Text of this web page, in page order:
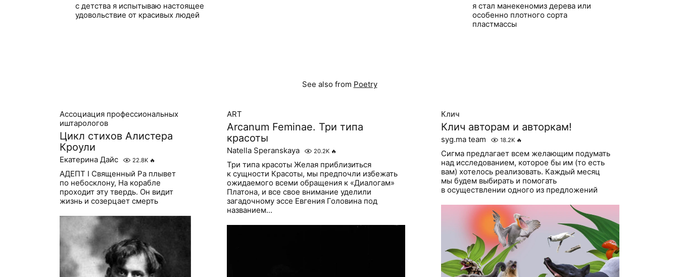
с детства я испытываю настоящее
удовольствие от красивых людей
я стал манекеномиз дерева или
особенно плотного сорта
пластмассы
See also from Poetry
Ассоциация профессиональных
иштарологов
Цикл стихов Алистера
Кроули
Екатерина Дайс 22.8K 🔥
АДЕПТ I Священный Ра плывет
по небосклону, На корабле
проходит эту твердь. Он видит
жизнь и созерцает смерть
ART
Arcanum Feminae. Три типа
красоты
Natella Speranskaya 20.2K 🔥
Три типа красоты Желая приблизиться
к сущности Красоты, мы предпочли избежать
ожидаемого всеми обращения к «Диалогам»
Платона, и все свое внимание уделили
загадочному эссе Евгения Головина под
названием...
Клич
Клич авторам и авторкам!
syg.ma team 18.2K 🔥
Сигма предлагает всем желающим подумать
над исследованием, которое бы им (то есть
вам) хотелось реализовать. Каждый месяц
мы будем выбирать и помогать
в осуществлении одного из предложений